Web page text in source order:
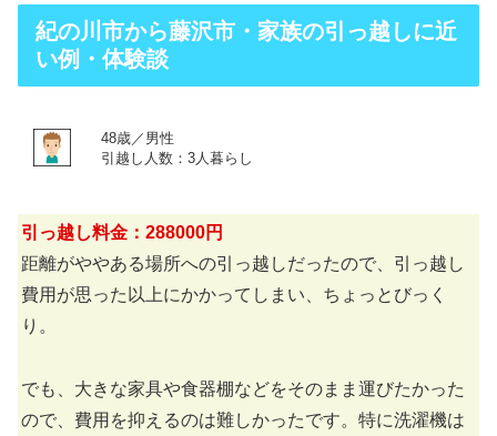
紀の川市から藤沢市・家族の引っ越しに近
い例・体験談
48歳／男性
引越し人数：3人暮らし
引っ越し料金：288000円
距離がややある場所への引っ越しだったので、引っ越し
費用が思った以上にかかってしまい、ちょっとびっく
り。
でも、大きな家具や食器棚などをそのまま運びたかった
ので、費用を抑えるのは難しかったです。特に洗濯機は